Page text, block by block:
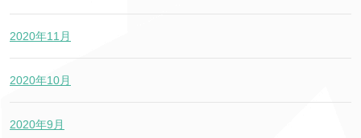
2020年11月
2020年10月
2020年9月